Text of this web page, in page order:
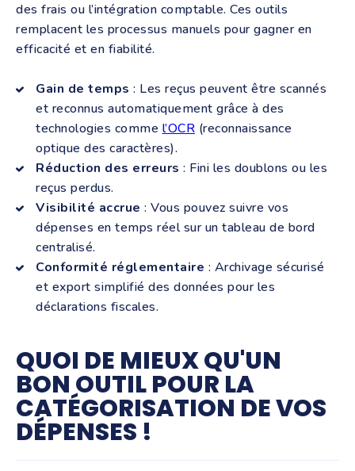
des frais ou l’intégration comptable. Ces outils
remplacent les processus manuels pour gagner en
efficacité et en fiabilité.
Gain de temps : Les reçus peuvent être scannés
et reconnus automatiquement grâce à des
technologies comme l’OCR (reconnaissance
optique des caractères).
Réduction des erreurs : Fini les doublons ou les
reçus perdus.
Visibilité accrue : Vous pouvez suivre vos
dépenses en temps réel sur un tableau de bord
centralisé.
Conformité réglementaire : Archivage sécurisé
et export simplifié des données pour les
déclarations fiscales.
QUOI DE MIEUX QU'UN
BON OUTIL POUR LA
CATÉGORISATION DE VOS
DÉPENSES !